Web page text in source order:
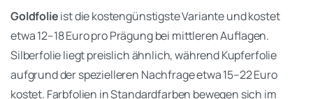
Goldfolieist die kostengünstigste Variante und kostet
etwa 12–18 Euro pro Prägung bei mittleren Auflagen.
Silberfolie liegt preislich ähnlich, während Kupferfolie
aufgrund der spezielleren Nachfrage etwa 15–22 Euro
kostet. Farbfolien in Standardfarben bewegen sich im